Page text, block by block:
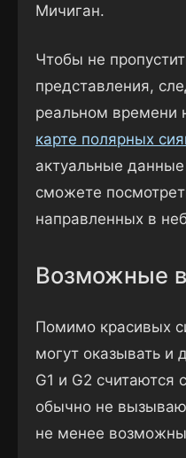
Мичиган.
Чтобы не
представления,
реальном времени
карте полярных
актуальные
сможете
направленных в
Возможные
Помимо красивых
могут оказывать и
G1 и G2
обычно не
не менее